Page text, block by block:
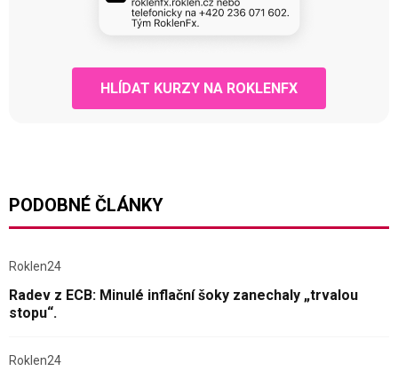
HLÍDAT KURZY NA ROKLENFX
PODOBNÉ ČLÁNKY
Roklen24
Radev z ECB: Minulé inflační šoky zanechaly „trvalou
stopu“.
Roklen24